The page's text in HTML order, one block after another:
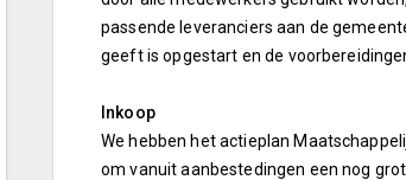
passende leveranciers aan de
geeft is opgestart en de
Inkoop
We hebben het actieplan
om vanuit aanbestedingen een nog